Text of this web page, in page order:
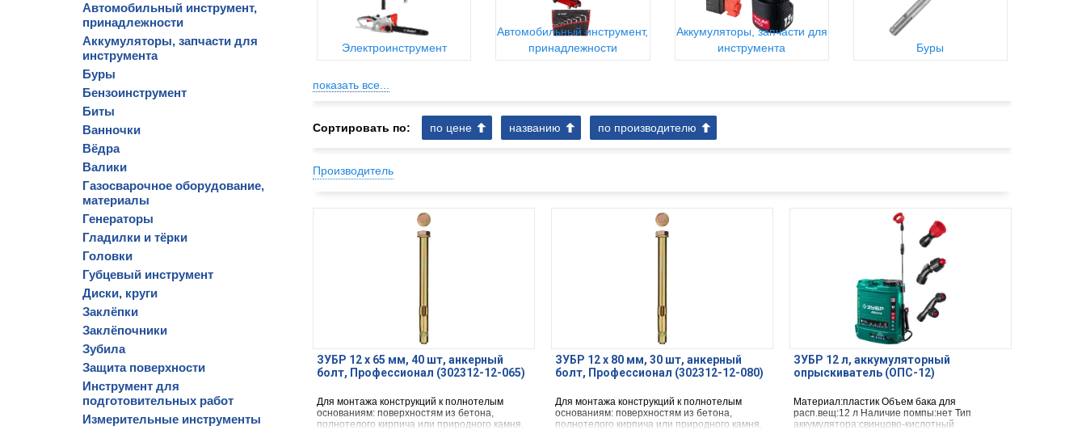
Автомобильный инструмент,
принадлежности
Аккумуляторы, запчасти для
инструмента
Буры
Бензоинструмент
Биты
Ванночки
Вёдра
Валики
Газосварочное оборудование,
материалы
Генераторы
Гладилки и тёрки
Головки
Губцевый инструмент
Диски, круги
Заклёпки
Заклёпочники
Зубила
Защита поверхности
Инструмент для
подготовительных работ
Измерительные инструменты
Электроинструмент
Автомобильный инструмент,
принадлежности
Аккумуляторы, запчасти для
инструмента
Буры
показать все...
Сортировать по: по цене названию по производителю
Производитель
ЗУБР 12 х 65 мм, 40 шт, анкерный
болт, Профессионал (302312-12-065)
Для монтажа конструкций к полнотелым
основаниям: поверхностям из бетона,
полнотелого кирпича или природного камня.
ЗУБР 12 х 80 мм, 30 шт, анкерный
болт, Профессионал (302312-12-080)
Для монтажа конструкций к полнотелым
основаниям: поверхностям из бетона,
полнотелого кирпича или природного камня.
ЗУБР 12 л, аккумуляторный
опрыскиватель (ОПС-12)
Материал:пластик Объем бака для
расп.вещ:12 л Наличие помпы:нет Тип
аккумулятора:свинцово-кислотный